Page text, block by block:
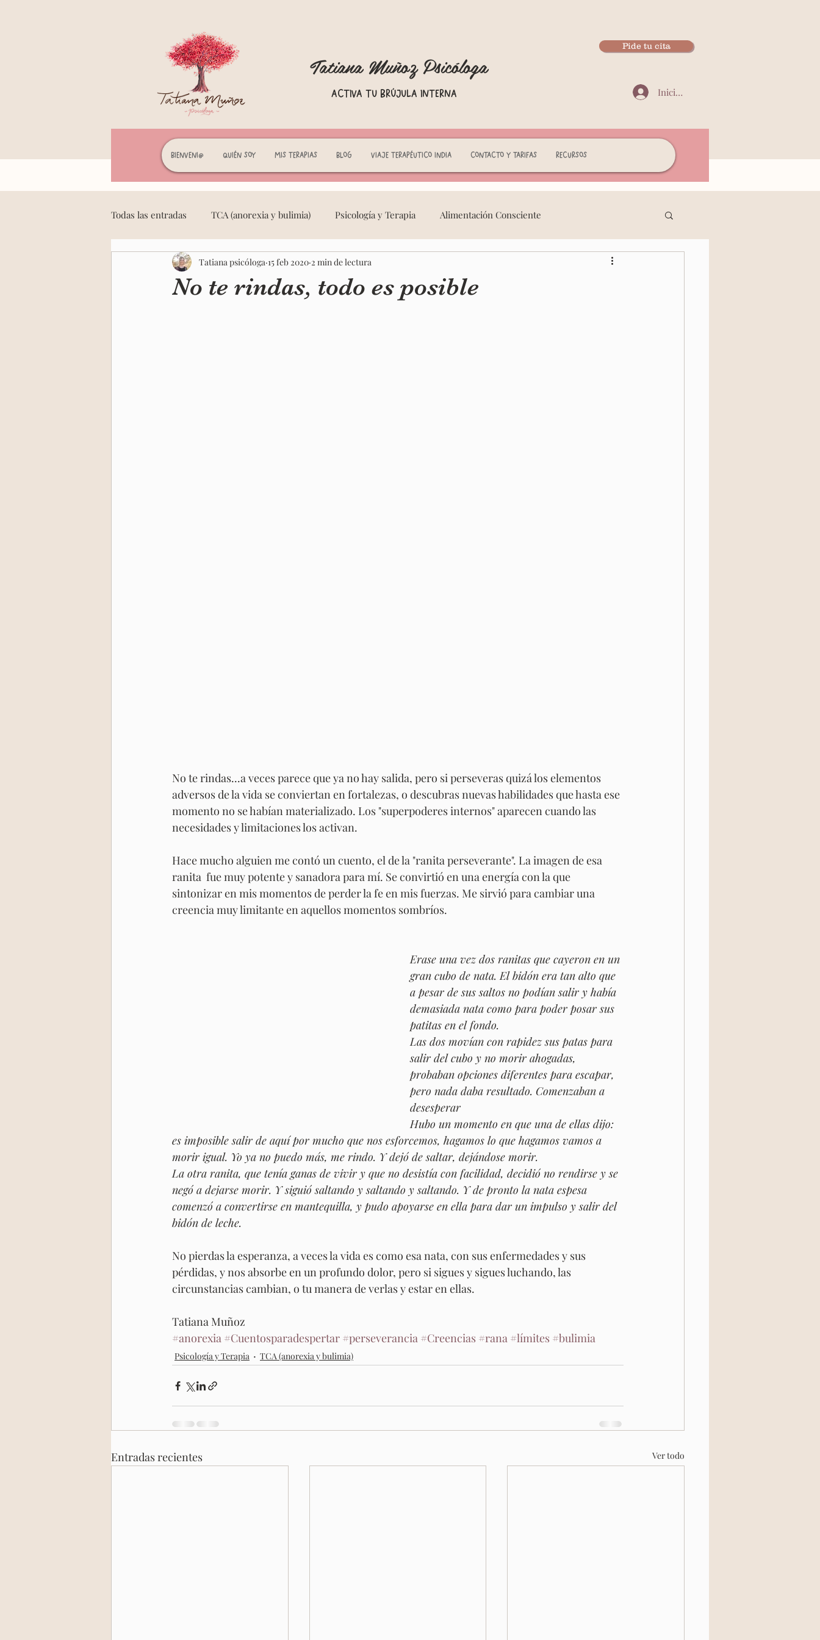
Tatiana Muñoz Psicóloga
Activa tu brújula interna
Pide tu cita
Iniciar sesión
Bienveni@ Quién soy Mis terapias Blog Viaje terapéutico India Contacto y tarifas Recursos
Todas las entradas TCA (anorexia y bulimia) Psicología y Terapia Alimentación Consciente
Mindfulness y meditación Feminidad Consciente
No te rindas, todo es posible
Tatiana psicóloga 15 feb 2020 2 min de lectura
No te rindas...a veces parece que ya no hay salida, pero si perseveras quizá los elementos
adversos de la vida se conviertan en fortalezas, o descubras nuevas habilidades que hasta ese
momento no se habían materializado. Los "superpoderes internos" aparecen cuando las
necesidades y limitaciones los activan.
Hace mucho alguien me contó un cuento, el de la "ranita perseverante". La imagen de esa
ranita  fue muy potente y sanadora para mí. Se convirtió en una energía con la que
sintonizar en mis momentos de perder la fe en mis fuerzas. Me sirvió para cambiar una
creencia muy limitante en aquellos momentos sombríos.
Erase una vez dos ranitas que cayeron en un
gran cubo de nata. El bidón era tan alto que
a pesar de sus saltos no podían salir y había
demasiada nata como para poder posar sus
patitas en el fondo.
Las dos movían con rapidez sus patas para
salir del cubo y no morir ahogadas,
probaban opciones diferentes para escapar,
pero nada daba resultado. Comenzaban a
desesperar
Hubo un momento en que una de ellas dijo:
es imposible salir de aquí por mucho que nos esforcemos, hagamos lo que hagamos vamos a
morir igual. Yo ya no puedo más, me rindo. Y dejó de saltar, dejándose morir.
La otra ranita, que tenía ganas de vivir y que no desistía con facilidad, decidió no rendirse y se
negó a dejarse morir. Y siguió saltando y saltando y saltando. Y de pronto la nata espesa
comenzó a convertirse en mantequilla, y pudo apoyarse en ella para dar un impulso y salir del
bidón de leche.
No pierdas la esperanza, a veces la vida es como esa nata, con sus enfermedades y sus
pérdidas, y nos absorbe en un profundo dolor, pero si sigues y sigues luchando, las
circunstancias cambian, o tu manera de verlas y estar en ellas.
Tatiana Muñoz
#anorexia #Cuentosparadespertar #perseverancia #Creencias #rana #límites #bulimia
Psicología y Terapia TCA (anorexia y bulimia)
Entradas recientes Ver todo